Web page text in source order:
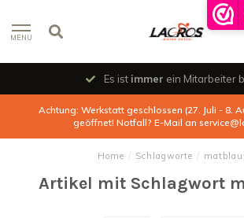
MENU
Es ist immer ein Mitarbeiter
Achtung: Werkstatt geschlossen (27. Juli - 8.
geöffnet! Notfall? E-Mail an
Home / Schlagworte /
Artikel mit Schlagwort